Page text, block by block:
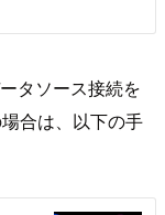
タソース接続を
合は、以下の手